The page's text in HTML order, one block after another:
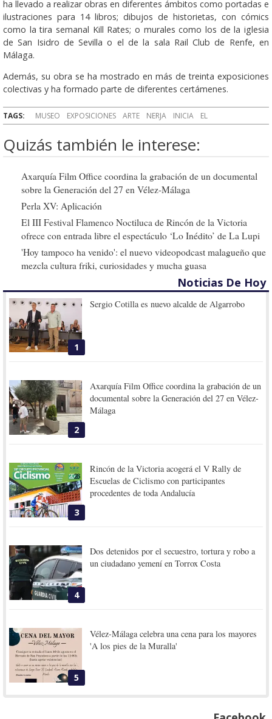
ha llevado a realizar obras en diferentes ámbitos como portadas e
ilustraciones para 14 libros; dibujos de historietas, con cómics
como la tira semanal Kill Rates; o murales como los de la iglesia
de San Isidro de Sevilla o el de la sala Rail Club de Renfe, en
Málaga.
Además, su obra se ha mostrado en más de treinta exposiciones
colectivas y ha formado parte de diferentes certámenes.
TAGS: MUSEO EXPOSICIONES ARTE NERJA INICIA EL
Quizás también le interese:
Axarquía Film Office coordina la grabación de un documental
sobre la Generación del 27 en Vélez-Málaga
Perla XV: Aplicación
El III Festival Flamenco Noctiluca de Rincón de la Victoria
ofrece con entrada libre el espectáculo ‘Lo Inédito’ de La Lupi
'Hoy tampoco ha venido': el nuevo videopodcast malagueño que
mezcla cultura friki, curiosidades y mucha guasa
Noticias De Hoy
1
Sergio Cotilla es nuevo alcalde de Algarrobo
2
Axarquía Film Office coordina la grabación de un
documental sobre la Generación del 27 en Vélez-
Málaga
3
Rincón de la Victoria acogerá el V Rally de
Escuelas de Ciclismo con participantes
procedentes de toda Andalucía
4
Dos detenidos por el secuestro, tortura y robo a
un ciudadano yemení en Torrox Costa
5
Vélez-Málaga celebra una cena para los mayores
'A los pies de la Muralla'